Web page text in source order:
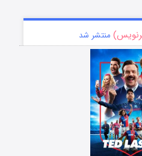
منتشر شد